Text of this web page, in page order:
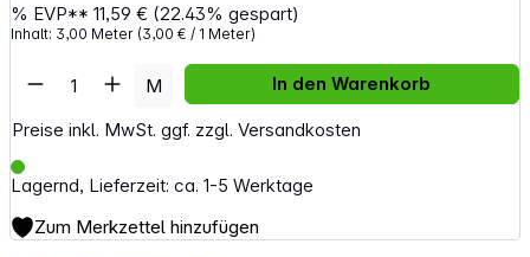
% EVP**11,59 € (22.43% gespart)
Inhalt: 3,00 Meter (3,00 € / 1 Meter)
Preise inkl. MwSt. ggf. zzgl. Versandkosten
Lagernd, Lieferzeit: ca. 1-5 Werktage
Artikel Anzahl: Gib den gewünschten
M In den Warenkorb
Zum Merkzettel hinzufügen